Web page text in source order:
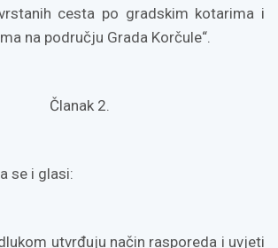
cesta po gradskim kotarima i
na području Grada Korčule“.
Članak 2.
se i glasi:
utvrđuju način rasporeda i uvjeti